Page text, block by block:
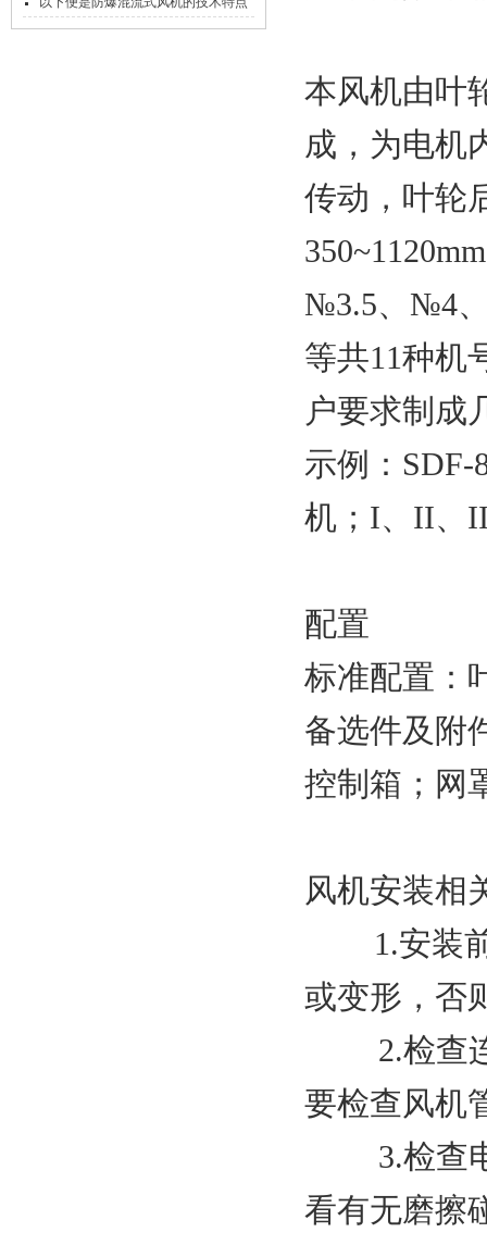
介绍
本风机由叶
成，为电机
传动，叶轮
№3.5、№4
等共11种机
户要求制成
示例：SDF-
机；I、II、
配置
标准配置：
备选件及附
控制箱；网
风机安装相
1.安装前
或变形，否
2.检查连
要检查风机
3.检查电
看有无磨擦